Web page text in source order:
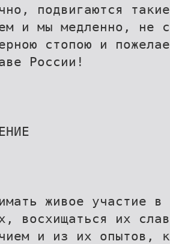
подвигаются
и мы медленно, не
стопою и
России!
живое участие в
восхищаться их
и из их опытов,